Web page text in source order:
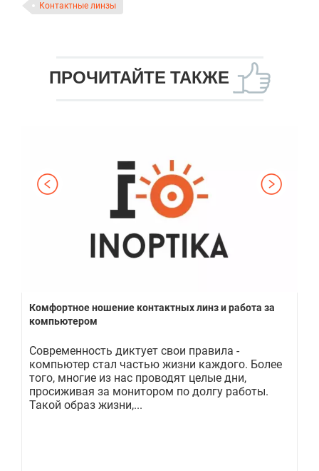
Контактные линзы
ПРОЧИТАЙТЕ ТАКЖЕ
Комфортное ношение контактных линз и работа за
компьютером
Современность диктует свои правила -
компьютер стал частью жизни каждого. Более
того, многие из нас проводят целые дни,
просиживая за монитором по долгу работы.
Такой образ жизни,...